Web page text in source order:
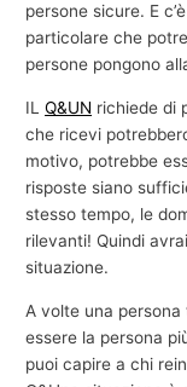
persone sicure. E
particolare che
persone pongono
ILQ&UN richiede di
che ricevi
motivo, potrebbe
risposte siano
stesso tempo, le
rilevanti! Quindi
situazione.
A volte una
essere la persona
puoi capire a chi